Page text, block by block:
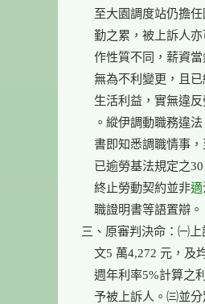
至大園調度站仍擔
勤之累，被上訴人
作性質不同，薪資
無為不利變更，且
生活利益，實無違
。縱伊調動職務違
書即知悉調職情事
已逾勞基法規定之
    終止勞動契約並非
適
    職證明書等語置辯。
三、原審判決命：㈠
文5 萬4,272 元，
週年利率5%計算之
予被上訴人。㈢並